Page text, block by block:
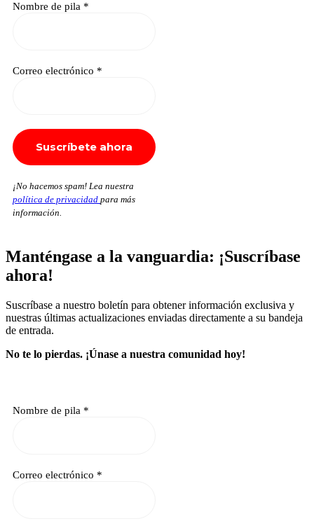
Nombre de pila *
Correo electrónico *
¡No hacemos spam! Lea nuestra
política de privacidad para más
información.
Manténgase a la vanguardia: ¡Suscríbase
ahora!
Suscríbase a nuestro boletín para obtener información exclusiva y
nuestras últimas actualizaciones enviadas directamente a su bandeja
de entrada.
No te lo pierdas. ¡Únase a nuestra comunidad hoy!
Nombre de pila *
Correo electrónico *